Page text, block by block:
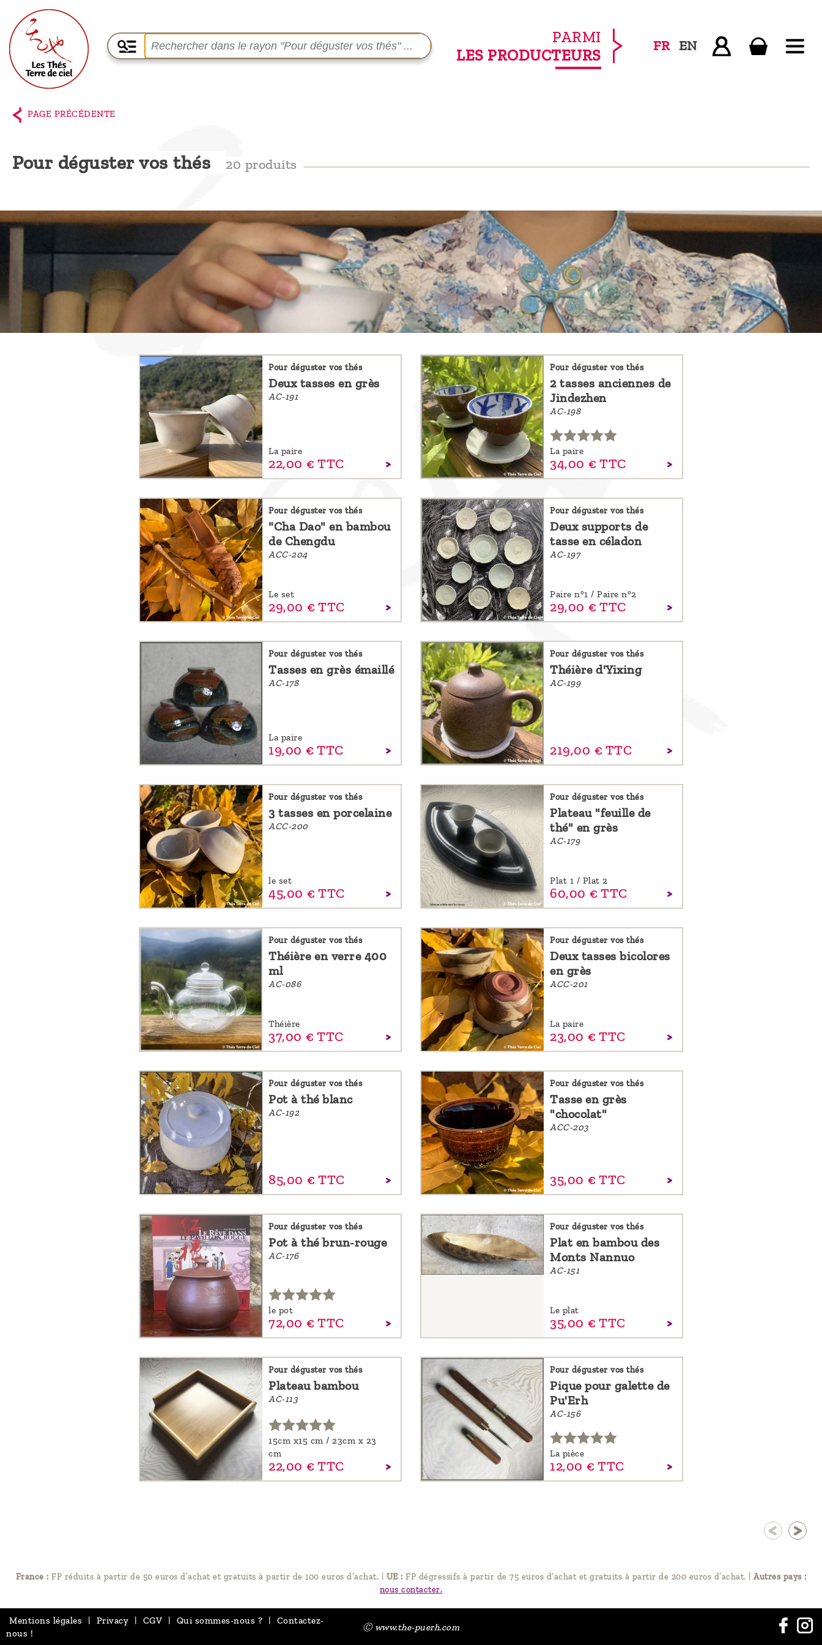
PARMI
LES PRODUCTEURS
FR EN
Accueil
La
Terre de
Ciel
producteurs,
sommes-
Découvrir
PAGE PRÉCÉDENTE
Pour déguster vos thés 20 produits
Pour déguster vos thés
Deux tasses en grès
AC-191
La paire
22,00 € TTC
Pour déguster vos thés
2 tasses anciennes de
Jindezhen
AC-198
La paire
34,00 € TTC
Pour déguster vos thés
"Cha Dao" en bambou
de Chengdu
ACC-204
Le set
29,00 € TTC
Pour déguster vos thés
Deux supports de
tasse en céladon
AC-197
Paire n°1 / Paire n°2
29,00 € TTC
Pour déguster vos thés
Tasses en grès émaillé
AC-178
La paire
19,00 € TTC
Pour déguster vos thés
Théière d'Yixing
AC-199
219,00 € TTC
Pour déguster vos thés
3 tasses en porcelaine
ACC-200
le set
45,00 € TTC
Pour déguster vos thés
Plateau "feuille de
thé" en grès
AC-179
Plat 1 / Plat 2
60,00 € TTC
Pour déguster vos thés
Théière en verre 400
ml
AC-086
Théière
37,00 € TTC
Pour déguster vos thés
Deux tasses bicolores
en grès
ACC-201
La paire
23,00 € TTC
Pour déguster vos thés
Pot à thé blanc
AC-192
85,00 € TTC
Pour déguster vos thés
Tasse en grès
"chocolat"
ACC-203
35,00 € TTC
Pour déguster vos thés
Pot à thé brun-rouge
AC-176
le pot
72,00 € TTC
Pour déguster vos thés
Plat en bambou des
Monts Nannuo
AC-151
Le plat
35,00 € TTC
Pour déguster vos thés
Plateau bambou
AC-113
15cm x15 cm / 23cm x 23
cm
22,00 € TTC
Pour déguster vos thés
Pique pour galette de
Pu'Erh
AC-156
La pièce
12,00 € TTC
France : FP réduits à partir de 50 euros d’achat et gratuits à partir de 100 euros d’achat. UE : FP dégressifs à partir de 75 euros d’achat et gratuits à partir de 200 euros d’achat.
Autres pays :
nous contacter.
Mentions légales Privacy CGV Qui sommes-nous ?
Contactez-
nous !
Ⓒ www.the-puerh.com